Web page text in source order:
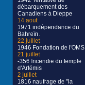
débarquement des
Canadiens à Dieppe
14 aout
1971 indépendance du
Bahreïn.
22 juillet
1946 Fondation de l'OMS
21 juillet
-356 Incendie du temple
d'Artémis
2 juillet
1816 naufrage de "la